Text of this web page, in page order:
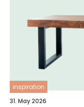
inspiration
31. May 2026